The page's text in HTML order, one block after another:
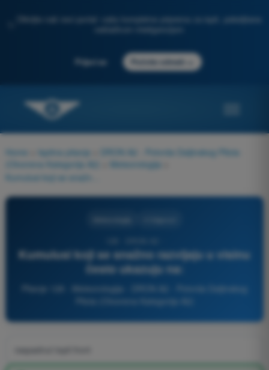
Otkrijte naš novi portal: vaša kompletna priprema za ispit, poboljšana
Prijavi se Počnite odmah
Home Ispitna pitanja
DRON A2 - Potvrda Daljinskog Pilota
(Otvorena Kategorija A2)
Meteorologija
Kumulusi koji se snažno razvijaju u visinu
često ukazuju na:
Pitanje 128 - Meteorologija - DRON A2 - Potvrda Daljinskog